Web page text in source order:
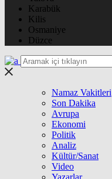
Karabük
Kilis
Osmaniye
Düzce
Namaz Vakitleri
Son Dakika
Avrupa
Ekonomi
Politik
Analiz
Kültür/Sanat
Video
Yazarlar